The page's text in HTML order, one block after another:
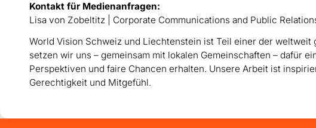
Kontakt für Medienanfragen:
Lisa von Zobeltitz | Corporate Communications and Public
World Vision Schweiz und Liechtenstein ist Teil einer der
setzen wir uns – gemeinsam mit lokalen Gemeinschaften – dafür
Perspektiven und faire Chancen erhalten. Unsere Arbeit ist
Gerechtigkeit und Mitgefühl.